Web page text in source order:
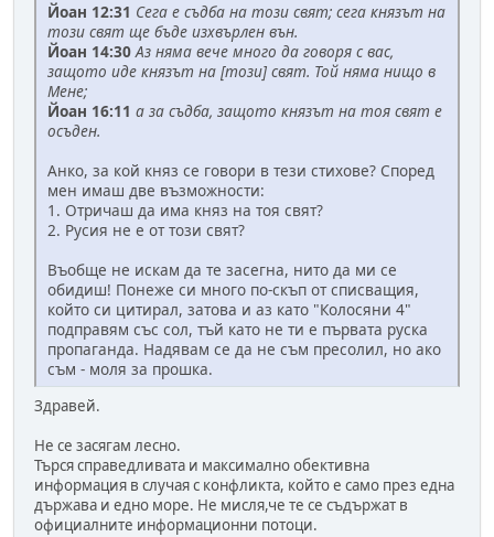
Йоан 12:31 Сега е съдба на този свят; сега князът на
този свят ще бъде изхвърлен вън.
Йоан 14:30Аз няма вече много да говоря с вас,
защото иде князът на [този] свят. Той няма нищо в
Мене;
Йоан 16:11 а за съдба, защото князът на тоя свят е
осъден.
Анко, за кой княз се говори в тези стихове? Според
мен имаш две възможности:
1. Отричаш да има княз на тоя свят?
2. Русия не е от този свят?
Въобще не искам да те засегна, нито да ми се
обидиш! Понеже си много по-скъп от списващия,
който си цитирал, затова и аз като "Колосяни 4"
подправям със сол, тъй като не ти е първата руска
пропаганда. Надявам се да не съм пресолил, но ако
съм - моля за прошка.
Здравей.
Не се засягам лесно.
Търся справедливата и максимално обективна
информация в случая с конфликта, който е само през една
държава и едно море. Не мисля,че те се съдържат в
официалните информационни потоци.